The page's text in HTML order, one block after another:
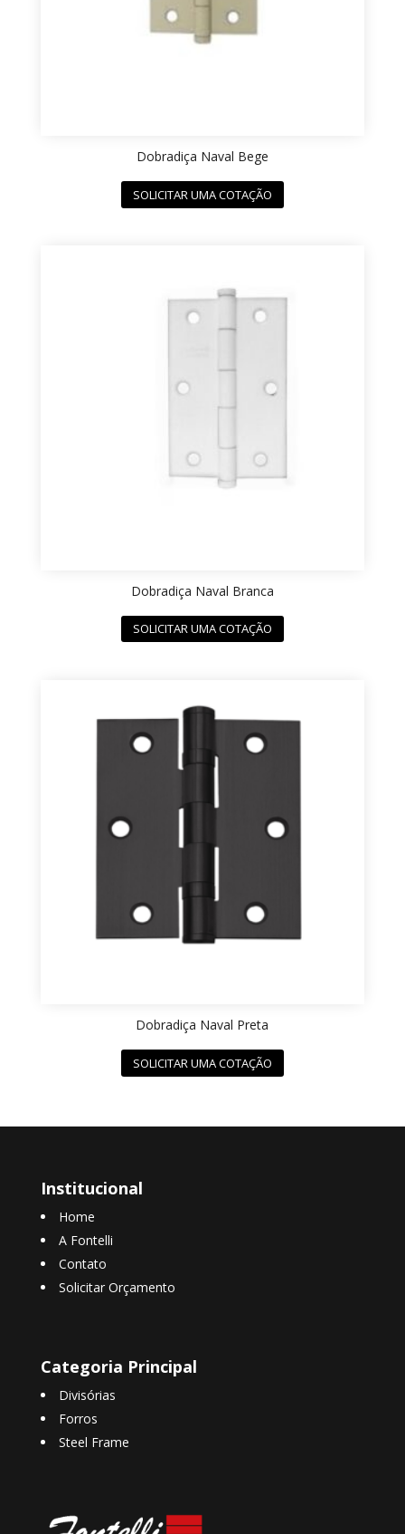
Dobradiça Naval Bege
SOLICITAR UMA COTAÇÃO
Dobradiça Naval Branca
SOLICITAR UMA COTAÇÃO
Dobradiça Naval Preta
SOLICITAR UMA COTAÇÃO
Institucional
Home
A Fontelli
Contato
Solicitar Orçamento
Categoria Principal
Divisórias
Forros
Steel Frame